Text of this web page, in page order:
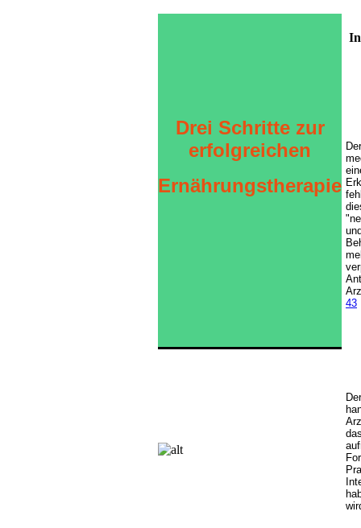
Drei Schritte zur
erfolgreichen
Ernährungstherapie
43